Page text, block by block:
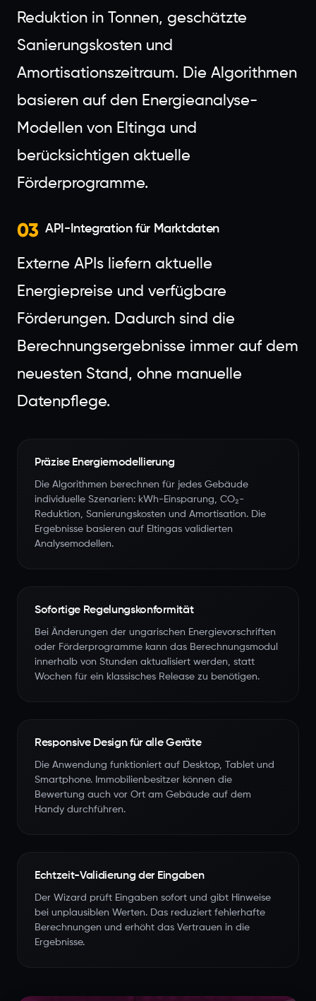
Reduktion in Tonnen, geschätzte
Sanierungskosten und
Amortisationszeitraum. Die Algorithmen
basieren auf den Energieanalyse-
Modellen von Eltinga und
berücksichtigen aktuelle
Förderprogramme.
03 API-Integration für Marktdaten
Externe APIs liefern aktuelle
Energiepreise und verfügbare
Förderungen. Dadurch sind die
Berechnungsergebnisse immer auf dem
neuesten Stand, ohne manuelle
Datenpflege.
Präzise Energiemodellierung
Die Algorithmen berechnen für jedes Gebäude
individuelle Szenarien: kWh-Einsparung, CO₂-
Reduktion, Sanierungskosten und Amortisation. Die
Ergebnisse basieren auf Eltingas validierten
Analysemodellen.
Sofortige Regelungskonformität
Bei Änderungen der ungarischen Energievorschriften
oder Förderprogramme kann das Berechnungsmodul
innerhalb von Stunden aktualisiert werden, statt
Wochen für ein klassisches Release zu benötigen.
Responsive Design für alle Geräte
Die Anwendung funktioniert auf Desktop, Tablet und
Smartphone. Immobilienbesitzer können die
Bewertung auch vor Ort am Gebäude auf dem
Handy durchführen.
Echtzeit-Validierung der Eingaben
Der Wizard prüft Eingaben sofort und gibt Hinweise
bei unplausiblen Werten. Das reduziert fehlerhafte
Berechnungen und erhöht das Vertrauen in die
Ergebnisse.